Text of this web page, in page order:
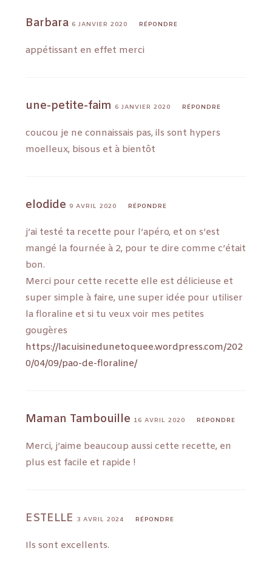
Barbara 6 JANVIER 2020 RÉPONDRE
appétissant en effet merci
une-petite-faim 6 JANVIER 2020 RÉPONDRE
coucou je ne connaissais pas, ils sont hypers
moelleux, bisous et à bientôt
elodide 9 AVRIL 2020 RÉPONDRE
j’ai testé ta recette pour l’apéro, et on s’est
mangé la fournée à 2, pour te dire comme c’était
bon.
Merci pour cette recette elle est délicieuse et
super simple à faire, une super idée pour utiliser
la floraline et si tu veux voir mes petites
gougères
https://lacuisinedunetoquee.wordpress.com/202
0/04/09/pao-de-floraline/
Maman Tambouille 16 AVRIL 2020 RÉPONDRE
Merci, j’aime beaucoup aussi cette recette, en
plus est facile et rapide !
ESTELLE 3 AVRIL 2024 RÉPONDRE
Ils sont excellents.